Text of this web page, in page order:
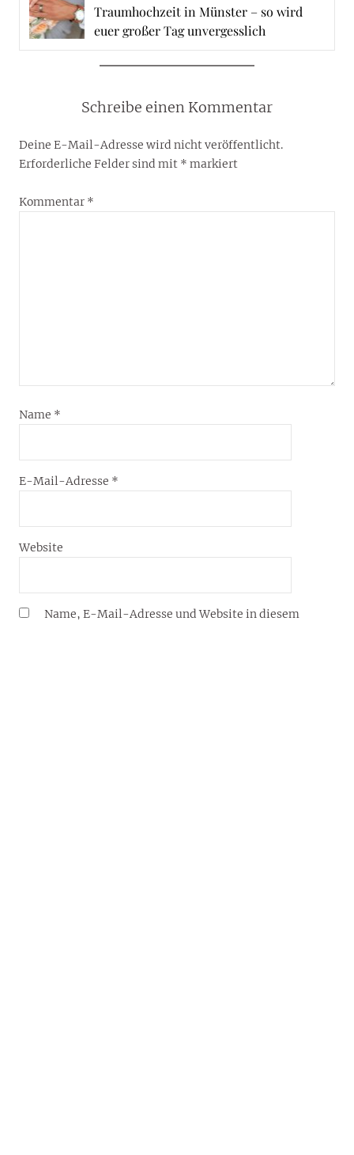
Traumhochzeit in Münster – so wird
euer großer Tag unvergesslich
Schreibe einen Kommentar
Deine E-Mail-Adresse wird nicht veröffentlicht.
Erforderliche Felder sind mit * markiert
Kommentar *
Name *
E-Mail-Adresse *
Website
Name, E-Mail-Adresse und Website in diesem